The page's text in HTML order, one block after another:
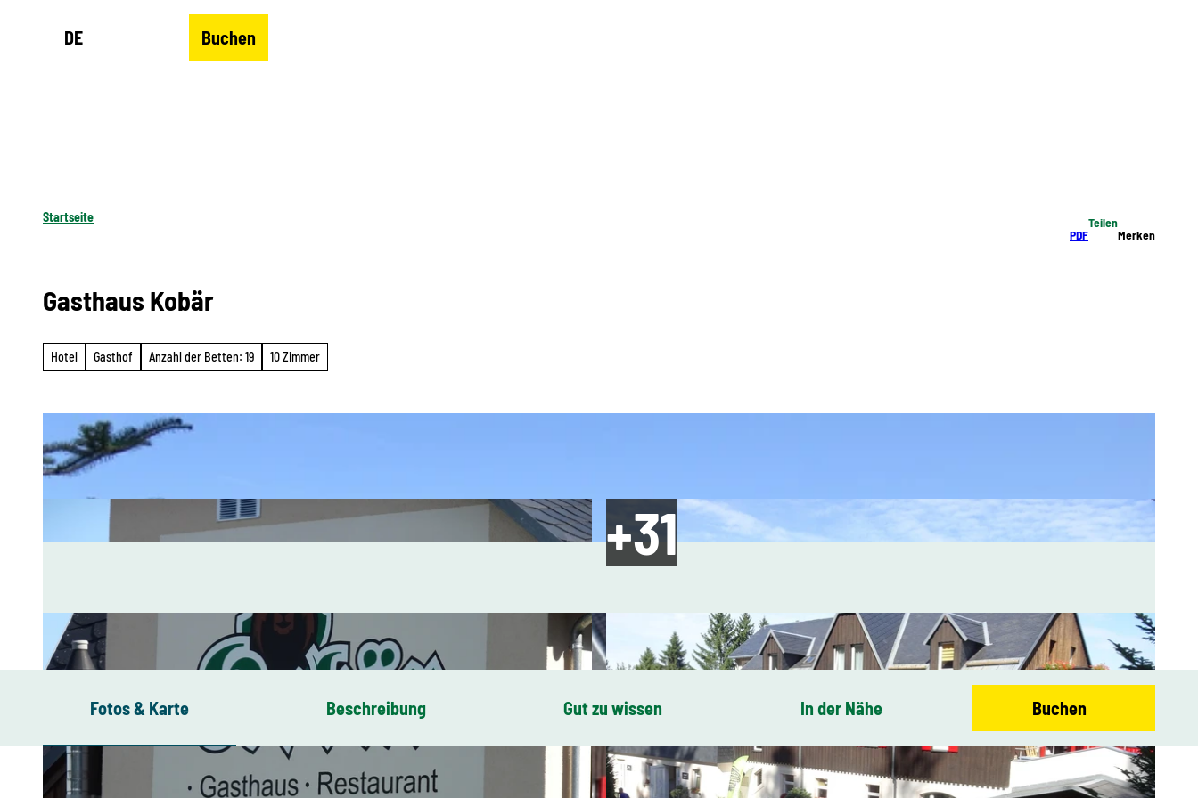
DE Buchen
Startseite
PDF
Teilen
Merken
Gasthaus Kobär
Hotel Gasthof Anzahl der Betten: 19 10 Zimmer
Fotos & Karte Beschreibung Gut zu wissen In der Nähe Buchen